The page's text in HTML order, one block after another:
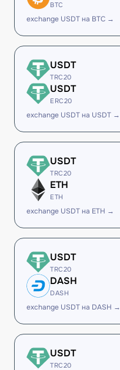
BTC
exchange USDT на BTC →
USDT
TRC20
USDT
ERC20
exchange USDT на USDT →
USDT
TRC20
ETH
ETH
exchange USDT на ETH →
USDT
TRC20
DASH
DASH
exchange USDT на DASH →
USDT
TRC20